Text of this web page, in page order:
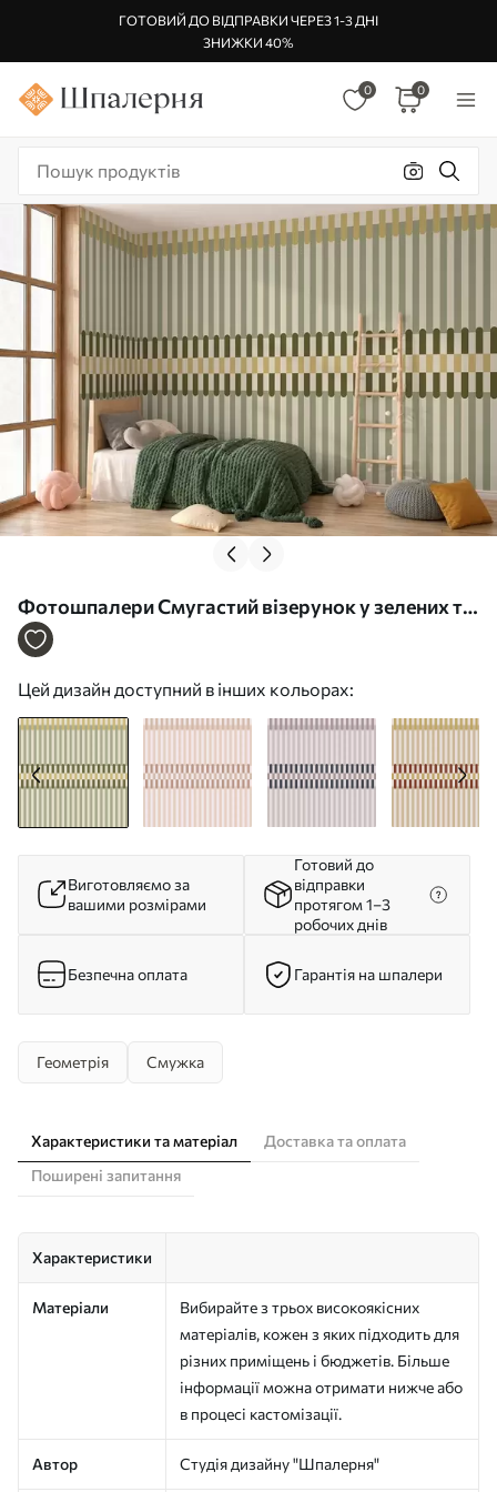
ГОТОВИЙ ДО ВІДПРАВКИ ЧЕРЕЗ 1-3 ДНІ
ЗНИЖКИ 40%
0 0
Фотошпалери Смугастий візерунок у зелених та
пісочних тонах w05150
Цей дизайн доступний в інших кольорах:
Виготовляємо за
вашими розмірами
Готовий до
відправки
протягом 1–3
робочих днів
Безпечна оплата Гарантія на шпалери
Геометрія Смужка
Характеристики та матеріал
Доставка та оплата
Поширені запитання
Характеристики
Матеріали
Вибирайте з трьох високоякісних
матеріалів, кожен з яких підходить для
різних приміщень і бюджетів. Більше
інформації можна отримати нижче або
в процесі кастомізації.
Автор Студія дизайну "Шпалерня"